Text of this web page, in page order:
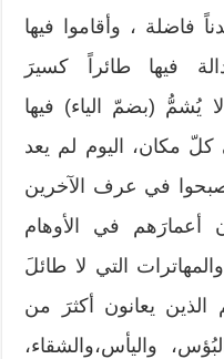
فاضلة ، وأقاموا فيها
فيها طائراً كسيرَ
لا يُشمُّ (بضمّ الياء) فيها
مكان، اليوم لم يعد
في عرف الآخرين
أعمارَهم في الأوهام
التي لا طائلَ
الذين يعانون أكثرَ من
واليأس،والشقاء،